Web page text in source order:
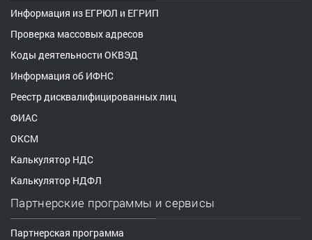
Информация из ЕГРЮЛ и ЕГРИП
Проверка массовых адресов
Коды деятельности ОКВЭД
Информация об ИФНС
Реестр дисквалифицированных лиц
ФИАС
ОКСМ
Калькулятор НДС
Калькулятор НДФЛ
Партнерские программы и сервисы
Партнерская программа